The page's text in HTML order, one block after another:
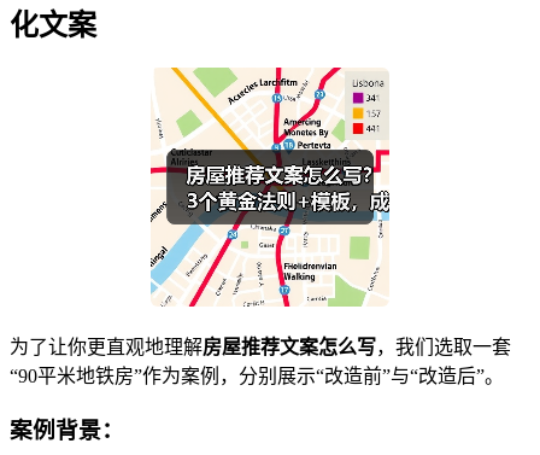
化文案
为了让你更直观地理解房屋推荐文案怎么写，我们选取一套
“90平米地铁房”作为案例，分别展示“改造前”与“改造后”。
案例背景：